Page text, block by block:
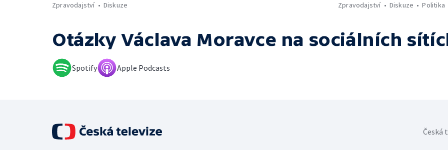
Zpravodajství
Diskuze
Zpravodajství
Diskuze Politika
Otázky Václava Moravce na sociálních
Spotify Apple Podcasts
Česká